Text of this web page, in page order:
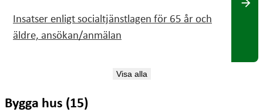
Insatser enligt socialtjänstlagen för 65 år och
äldre, ansökan/anmälan
arrow_forward
Visa alla
Bygga hus (15)